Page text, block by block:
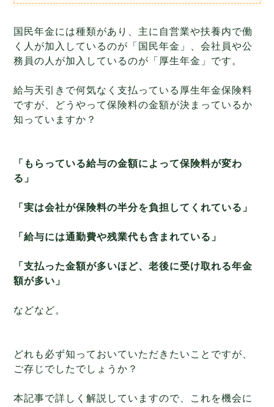
国民年金には種類があり、主に自営業や扶養内で働
く人が加入しているのが「国民年金」、会社員や公
務員の人が加入しているのが「厚生年金」です。
給与天引きで何気なく支払っている厚生年金保険料
ですが、どうやって保険料の金額が決まっているか
知っていますか？
「もらっている給与の金額によって保険料が変わ
る」
「実は会社が保険料の半分を負担してくれている」
「給与には通勤費や残業代も含まれている」
「支払った金額が多いほど、老後に受け取れる年金
額が多い」
などなど。
どれも必ず知っておいていただきたいことですが、
ご存じでしたでしょうか？
本記事で詳しく解説していますので、これを機会に